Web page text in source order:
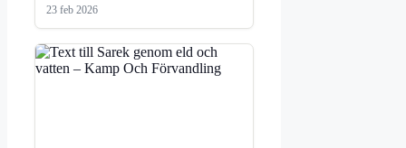
23 feb 2026